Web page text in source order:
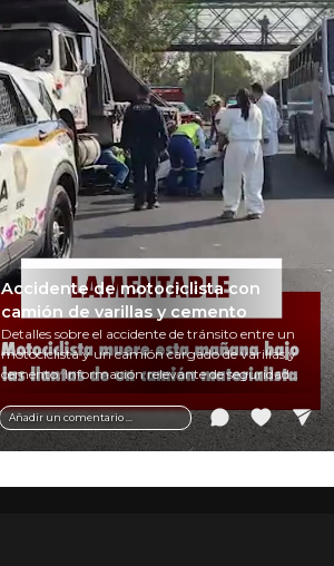
Añadir un comentario ...
Accidente de motociclista con
camión de varillas y cemento
Detalles sobre el accidente de tránsito entre un
motociclista y un camión cargado de varillas y
cemento. Información relevante de seguridad
vial y recomendaciones para motociclistas.